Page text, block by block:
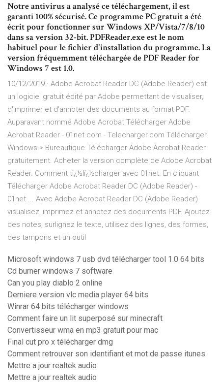
Notre antivirus a analysé ce téléchargement, il est
garanti 100% sécurisé. Ce programme PC gratuit a été
écrit pour fonctionner sur Windows XP/Vista/7/8/10
dans sa version 32-bit. PDFReader.exe est le nom
habituel pour le fichier d'installation du programme. La
version fréquemment téléchargée de PDF Reader for
Windows 7 est 1.0.
10/12/2019 · Adobe Acrobat Reader DC (Adobe Reader) est
un logiciel gratuit édité par Adobe permettant de visualiser,
d'imprimer et d'annoter des documents au format PDF.
Auparavant nommé Adobe Acrobat Télécharger Adobe
Acrobat Reader - 01net.com - Telecharger.com Télécharger
Windows > Bureautique Télécharger Adobe Acrobat Reader
gratuitement. Acheter la version complète de Adobe Acrobat
Reader. Comment tï¿½lï¿½charger avec 01net. En cliquant
Télécharger Adobe Acrobat Reader DC (Adobe Reader) -
01net ... Avec Adobe Acrobat Reader DC (Adobe Reader)
visualisez, imprimez et annotez des documents PDF. Ajoutez
des notes, surlignez le texte, utilisez des lignes, des formes,
des tampons et un outil
Microsoft windows 7 usb dvd télécharger tool 1.0 64 bits
Cd burner windows 7 software
Can you play diablo 2 online
Derniere version vlc media player 64 bits
Winrar 64 bits télécharger windows
Comment faire un lit superposé sur minecraft
Convertisseur wma en mp3 gratuit pour mac
Final cut pro x télécharger dmg
Comment retrouver son identifiant et mot de passe itunes
Mettre a jour realtek audio
Mettre a jour realtek audio